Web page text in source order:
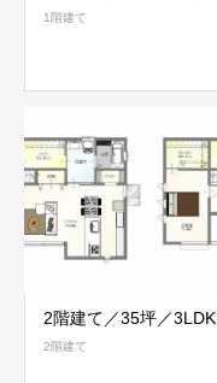
1階建て
2階建て／35坪／3LDK
2階建て